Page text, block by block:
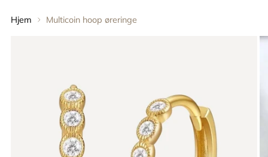
Hjem Multicoin hoop øreringe